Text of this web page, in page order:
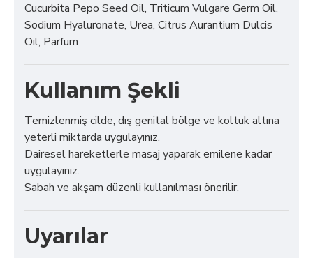
Cucurbita Pepo Seed Oil, Triticum Vulgare Germ Oil,
Sodium Hyaluronate, Urea, Citrus Aurantium Dulcis
Oil, Parfum
Kullanım Şekli
Temizlenmiş cilde, dış genital bölge ve koltuk altına
yeterli miktarda uygulayınız.
Dairesel hareketlerle masaj yaparak emilene kadar
uygulayınız.
Sabah ve akşam düzenli kullanılması önerilir.
Uyarılar